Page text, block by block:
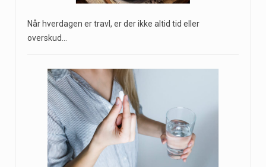
Når hverdagen er travl, er der ikke altid tid eller
overskud…